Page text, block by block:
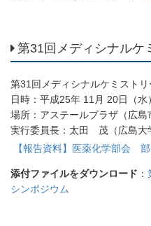
第31回メディシナルケ
第31回メディシナルケミスト
日時：平成25年 11月 20日（水
場所：アステールプラザ（広島
実行委員長：太田 茂（広島大
【報告資料】医薬化学部会 部
添付ファイルをダウンロード ：
シンポジウム